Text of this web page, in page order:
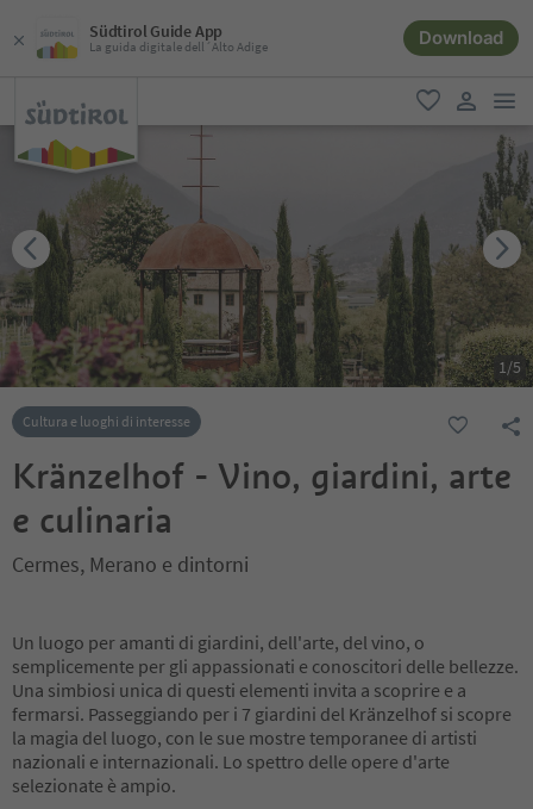
Südtirol Guide App
La guida digitale dell´Alto Adige Download
favoriti
user link
1/5
Cultura e luoghi di interesse
Kränzelhof - Vino, giardini, arte
e culinaria
Cermes, Merano e dintorni
Un luogo per amanti di giardini, dell'arte, del vino, o
semplicemente per gli appassionati e conoscitori delle bellezze.
Una simbiosi unica di questi elementi invita a scoprire e a
fermarsi. Passeggiando per i 7 giardini del Kränzelhof si scopre
la magia del luogo, con le sue mostre temporanee di artisti
nazionali e internazionali. Lo spettro delle opere d'arte
selezionate è ampio.